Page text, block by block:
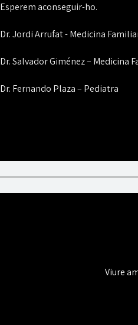
Esperem aconseguir-ho.
Dr. Jordi Arrufat - Medicina
Dr. Salvador Giménez – Medicina
Dr. Fernando Plaza – Pediatra
Viure